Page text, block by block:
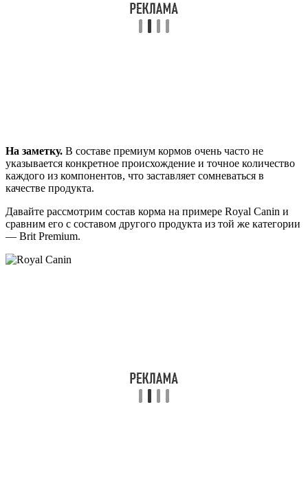
На заметку. В составе премиум кормов очень часто не
указывается конкретное происхождение и точное количество
каждого из компонентов, что заставляет сомневаться в
качестве продукта.
Давайте рассмотрим состав корма на примере Royal Canin и
сравним его с составом другого продукта из той же категории
— Brit Premium.